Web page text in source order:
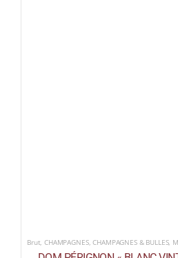
Brut ,CHAMPAGNES,CHAMPAGNES & BULLES,